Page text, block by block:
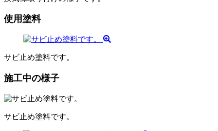
使用塗料
サビ止め塗料です。
施工中の様子
サビ止め塗料です。